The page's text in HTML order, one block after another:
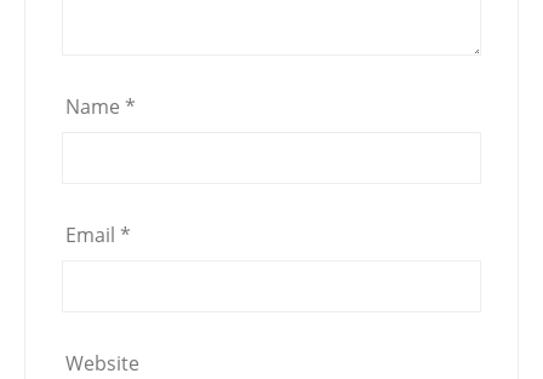
Name *
Email *
Website